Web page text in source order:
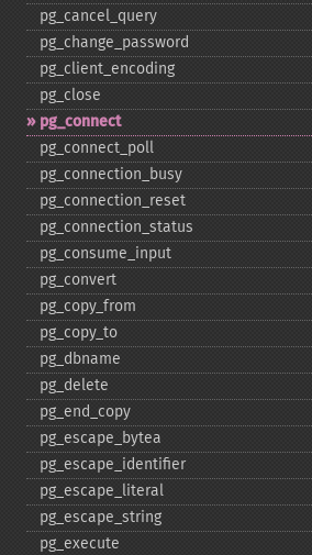
pg_​cancel_​query
pg_​change_​password
pg_​client_​encoding
pg_​close
pg_​connect
pg_​connect_​poll
pg_​connection_​busy
pg_​connection_​reset
pg_​connection_​status
pg_​consume_​input
pg_​convert
pg_​copy_​from
pg_​copy_​to
pg_​dbname
pg_​delete
pg_​end_​copy
pg_​escape_​bytea
pg_​escape_​identifier
pg_​escape_​literal
pg_​escape_​string
pg_​execute